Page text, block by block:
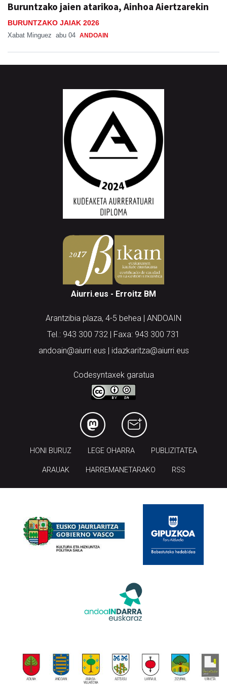
Buruntzako jaien atarikoa, Ainhoa Aiertzarekin
BURUNTZAKO JAIAK 2026
Xabat Minguez abu 04 ANDOAIN
Aiurri.eus - Erroitz BM
Arantzibia plaza, 4-5 behea | ANDOAIN
Tel.: 943 300 732 | Faxa: 943 300 731
andoain@aiurri.eus | idazkaritza@aiurri.eus
Codesyntaxek garatua
HONI BURUZ LEGE OHARRA PUBLIZITATEA
ARAUAK HARREMANETARAKO RSS